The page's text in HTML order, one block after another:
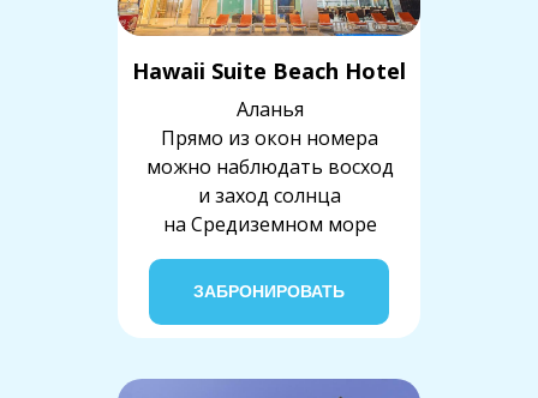
Hawaii Suite Beach Hotel
Аланья
Прямо из окон номера
можно наблюдать восход
и заход солнца
на Средиземном море
ЗАБРОНИРОВАТЬ